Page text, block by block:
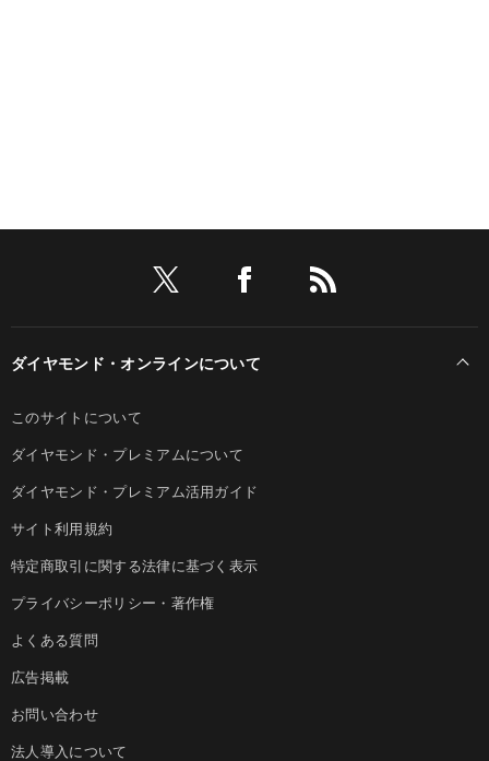
ダイヤモンド・オンラインについて
このサイトについて
ダイヤモンド・プレミアムについて
ダイヤモンド・プレミアム活用ガイド
サイト利用規約
特定商取引に関する法律に基づく表示
プライバシーポリシー・著作権
よくある質問
広告掲載
お問い合わせ
法人導入について